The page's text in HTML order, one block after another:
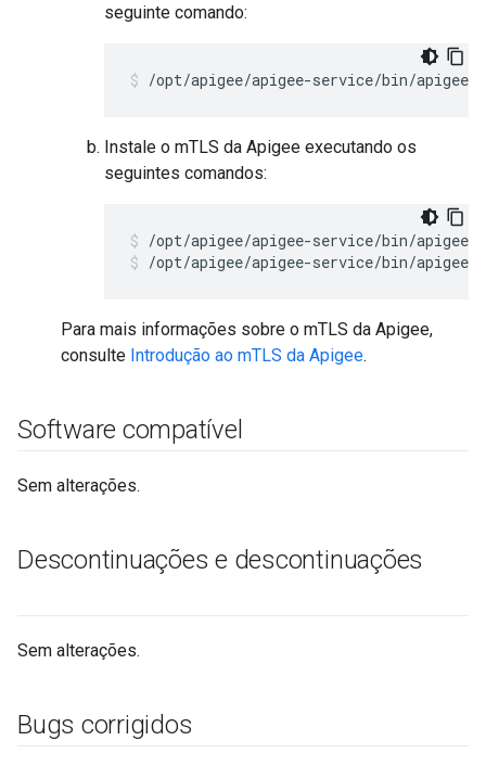
seguinte comando:
/opt/apigee/apigee-service/bin/
Instale o mTLS da Apigee executando os
seguintes comandos:
/opt/apigee/apigee-service/bin/
Para mais informações sobre o mTLS da Apigee,
consulte Introdução ao mTLS da Apigee.
Software compatível
Sem alterações.
Descontinuações e descontinuações
Sem alterações.
Bugs corrigidos